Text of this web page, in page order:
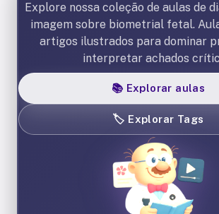
Explore nossa coleção de aulas de
imagem sobre biometrial fetal.
artigos ilustrados para dominar
interpretar achados
📚 Explorar aulas
🏷️ Explorar Tags